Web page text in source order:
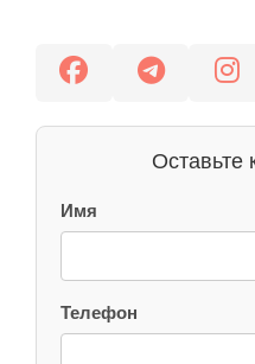
Оставьте
Имя
Телефон